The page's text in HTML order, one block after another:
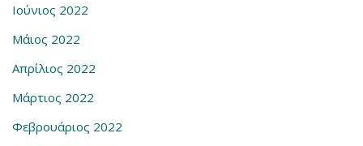
Ιούνιος 2022
Μάιος 2022
Απρίλιος 2022
Μάρτιος 2022
Φεβρουάριος 2022